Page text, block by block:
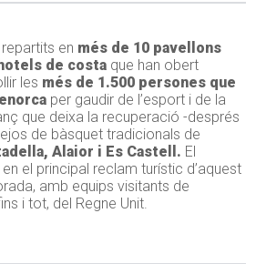
en més de 10 pavellons
de costa que han obert
les més de 1.500 persones que
per gaudir de l’esport i de la
que deixa la recuperació -després
de bàsquet tradicionals de
Alaior i Es Castell. El
el principal reclam turístic d’aquest
amb equips visitants de
i tot, del Regne Unit.